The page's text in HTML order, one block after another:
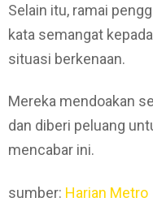
Selain itu, ramai
kata semangat
situasi berkenaan.
Mereka mendoakan
dan diberi peluang
mencabar ini.
sumber: Harian Metro